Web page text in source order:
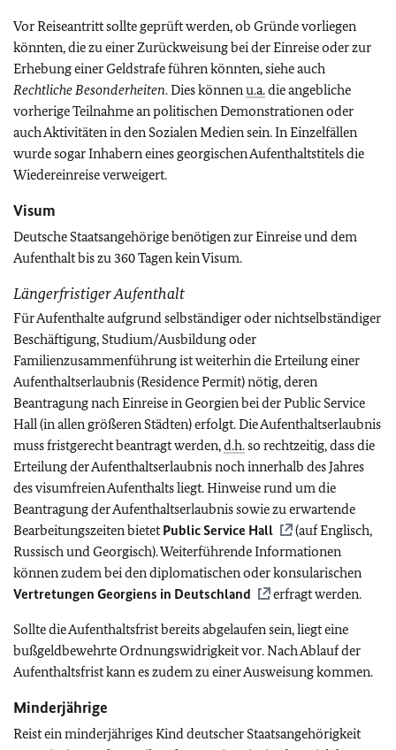
Vor Reiseantritt sollte geprüft werden, ob Gründe vorliegen
könnten, die zu einer Zurückweisung bei der Einreise oder zur
Erhebung einer Geldstrafe führen könnten, siehe auch
Rechtliche Besonderheiten. Dies könnenu.a.die angebliche
vorherige Teilnahme an politischen Demonstrationen oder
auch Aktivitäten in den Sozialen Medien sein. In Einzelfällen
wurde sogar Inhabern eines georgischen Aufenthaltstitels die
Wiedereinreise verweigert.
Visum
Deutsche Staatsangehörige benötigen zur Einreise und dem
Aufenthalt bis zu 360 Tagen kein Visum.
Längerfristiger Aufenthalt
Für Aufenthalte aufgrund selbständiger oder nichtselbständiger
Beschäftigung, Studium/Ausbildung oder
Familienzusammenführung ist weiterhin die Erteilung einer
Aufenthaltserlaubnis (Residence Permit) nötig, deren
Beantragung nach Einreise in Georgien bei der Public Service
Hall (in allen größeren Städten) erfolgt. Die Aufenthaltserlaubnis
muss fristgerecht beantragt werden,d.h.so rechtzeitig, dass die
Erteilung der Aufenthaltserlaubnis noch innerhalb des Jahres
des visumfreien Aufenthalts liegt. Hinweise rund um die
Beantragung der Aufenthaltserlaubnis sowie zu erwartende
Bearbeitungszeiten bietetPublic Service Hall
(auf Englisch,
Russisch und Georgisch). Weiterführende Informationen
können zudem bei den diplomatischen oder konsularischen
Vertretungen Georgiens in Deutschland
erfragt werden.
Sollte die Aufenthaltsfrist bereits abgelaufen sein, liegt eine
bußgeldbewehrte Ordnungswidrigkeit vor. Nach Ablauf der
Aufenthaltsfrist kann es zudem zu einer Ausweisung kommen.
Minderjährige
Reist ein minderjähriges Kind deutscher Staatsangehörigkeit